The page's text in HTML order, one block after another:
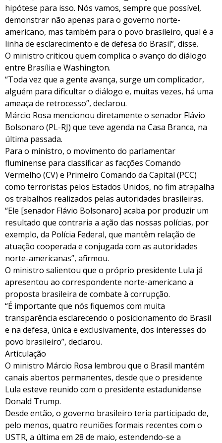
hipótese para isso. Nós vamos, sempre que possível,
demonstrar não apenas para o governo norte-
americano, mas também para o povo brasileiro, qual é a
linha de esclarecimento e de defesa do Brasil”, disse.
O ministro criticou quem complica o avanço do diálogo
entre Brasília e Washington.
“Toda vez que a gente avança, surge um complicador,
alguém para dificultar o diálogo e, muitas vezes, há uma
ameaça de retrocesso”, declarou.
Márcio Rosa mencionou diretamente o senador Flávio
Bolsonaro (PL-RJ) que teve agenda na Casa Branca, na
última passada.
Para o ministro, o movimento do parlamentar
fluminense para classificar as facções Comando
Vermelho (CV) e Primeiro Comando da Capital (PCC)
como terroristas pelos Estados Unidos, no fim atrapalha
os trabalhos realizados pelas autoridades brasileiras.
“Ele [senador Flávio Bolsonaro] acaba por produzir um
resultado que contraria a ação das nossas polícias, por
exemplo, da Polícia Federal, que mantêm relação de
atuação cooperada e conjugada com as autoridades
norte-americanas”, afirmou.
O ministro salientou que o próprio presidente Lula já
apresentou ao correspondente norte-americano a
proposta brasileira de combate à corrupção.
“É importante que nós fiquemos com muita
transparência esclarecendo o posicionamento do Brasil
e na defesa, única e exclusivamente, dos interesses do
povo brasileiro”, declarou.
Articulação
O ministro Márcio Rosa lembrou que o Brasil mantém
canais abertos permanentes, desde que o presidente
Lula esteve reunido com o presidente estadunidense
Donald Trump.
Desde então, o governo brasileiro teria participado de,
pelo menos, quatro reuniões formais recentes com o
USTR, a última em 28 de maio, estendendo-se a